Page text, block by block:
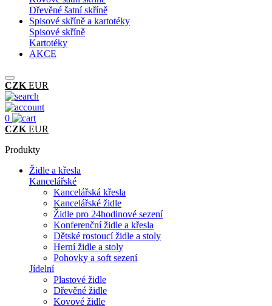
Dřevěné šatní skříně
Spisové skříně a kartotéky
Spisové skříně
Kartotéky
AKCE
CZK EUR
0
CZK EUR
Produkty
Židle a křesla
Kancelářské
Kancelářská křesla
Kancelářské židle
Židle pro 24hodinové sezení
Konferenční židle a křesla
Dětské rostoucí židle a stoly
Herní židle a stoly
Pohovky a soft sezení
Jídelní
Plastové židle
Dřevěné židle
Kovové židle